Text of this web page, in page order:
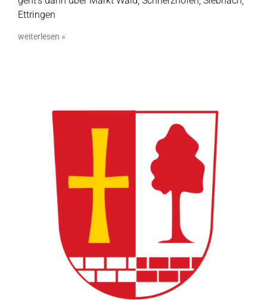
Ettringen
weiterlesen »